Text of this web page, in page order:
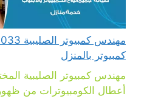
كمبيوتر بالمنزل
مهندس كمبيوتر الصليبية
أعطال الكومبيوترات من